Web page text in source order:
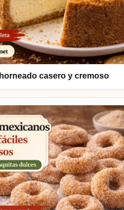
casero y cremoso